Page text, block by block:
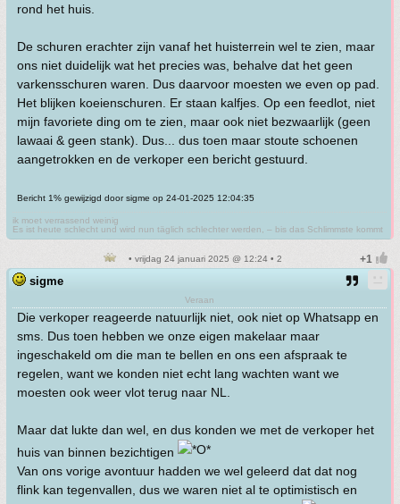
rond het huis.
De schuren erachter zijn vanaf het huisterrein wel te zien, maar
ons niet duidelijk wat het precies was, behalve dat het geen
varkensschuren waren. Dus daarvoor moesten we even op pad.
Het blijken koeienschuren. Er staan kalfjes. Op een feedlot, niet
mijn favoriete ding om te zien, maar ook niet bezwaarlijk (geen
lawaai & geen stank). Dus... dus toen maar stoute schoenen
aangetrokken en de verkoper een bericht gestuurd.
Bericht 1% gewijzigd door sigme op 24-01-2025 12:04:35
ik moet verrassend weinig
Es ist heute schlecht und wird nun täglich schlechter werden, – bis das Schlimmste kommt
• vrijdag 24 januari 2025 @ 12:24 • 2
sigme
Veraan
Die verkoper reageerde natuurlijk niet, ook niet op Whatsapp en
sms. Dus toen hebben we onze eigen makelaar maar
ingeschakeld om die man te bellen en ons een afspraak te
regelen, want we konden niet echt lang wachten want we
moesten ook weer vlot terug naar NL.
Maar dat lukte dan wel, en dus konden we met de verkoper het
huis van binnen bezichtigen
Van ons vorige avontuur hadden we wel geleerd dat dat nog
flink kan tegenvallen, dus we waren niet al te optimistisch en